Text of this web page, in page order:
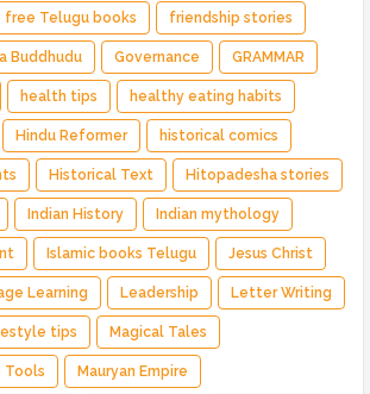
free Telugu books friendship stories
Buddhudu Governance GRAMMAR
health tips healthy eating habits
Hindu Reformer historical comics
Historical Text Hitopadesha stories
Indian History Indian mythology
Islamic books Telugu Jesus Christ
Learning Leadership Letter Writing
tips Magical Tales
Tools Mauryan Empire